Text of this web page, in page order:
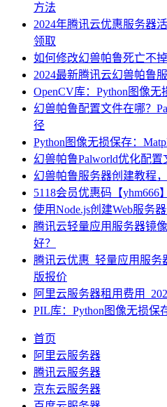
方法
2024年腾讯云优惠服务器
领取
如何修改幻兽帕鲁死亡不
2024最新腾讯云幻兽帕鲁
OpenCV库：Python图像无
幻兽帕鲁配置文件在哪？
径
Python图像无损保存：
幻兽帕鲁Palworld优化配置
幻兽帕鲁服务器创建教程
5118会员优惠码【yhm666
使用Node.js创建Web服务
腾讯云轻量应用服务器镜
好？
腾讯云优惠_轻量应用服务
版报价
阿里云服务器租用费用
PIL库：Python图像无损保
首页
阿里云服务器
腾讯云服务器
京东云服务器